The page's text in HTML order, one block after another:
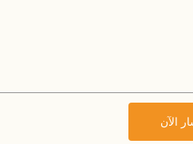
الآن